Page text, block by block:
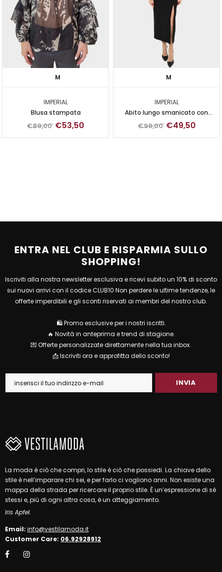
M
IMPERIAL
Blusa stampata
€89,00 €53,50
M
IMPERIAL
Abito lungo smanicato con
spacco
€99,00 €49,50
ENTRA NEL CLUB E RISPARMIA SULLO
SHOPPING!
Iscriviti alla nostra newsletter esclusiva e ricevi subito un 10% di sconto
sui nuovi arrivi con il codice CLUB10 Non perdere le ultime tendenze, le
offerte imperdibili e gli sconti riservati ai membri del nostro club.
🛍 Promo esclusive per i nostri iscritti.
🔥 Novità in anteprima e trend di stagione.
💌 Offerte personalizzate direttamente nella tua inbox.
📩 Iscriviti ora e approfitta dello sconto!
La moda è ciò che compri, lo stile è ciò che possiedi. La chiave dello
stile è nell’imparare chi sei, e per farlo ci vogliono anni. Non esiste una
mappa della strada per ricercare il proprio stile. È un’espressione di sé
stessi e, più di ogni altra cosa, è un atteggiamento.
Iris Apfel.
Email: info@vestilamoda.it
Customer Care: 06.92928912